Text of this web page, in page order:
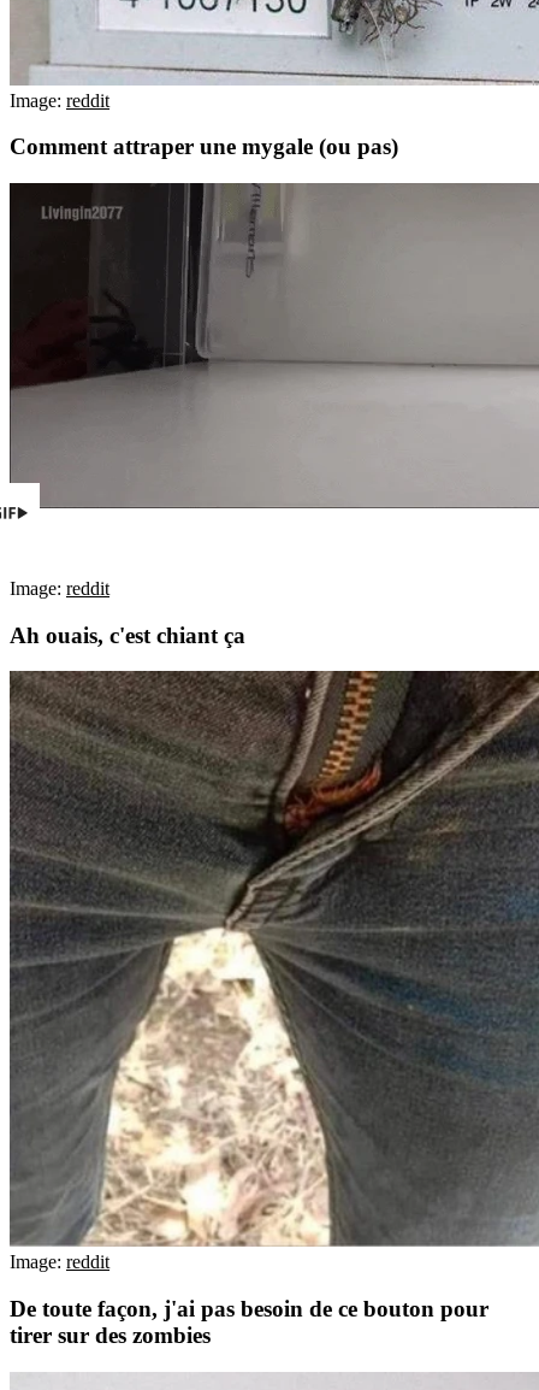
Image: reddit
Comment attraper une mygale (ou pas)
Image: reddit
Ah ouais, c'est chiant ça
Image: reddit
De toute façon, j'ai pas besoin de ce bouton pour
tirer sur des zombies